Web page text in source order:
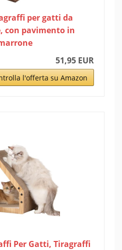
per gatti da
con pavimento in
51,95 EUR
l'offerta su Amazon
Per Gatti, Tiragraffi